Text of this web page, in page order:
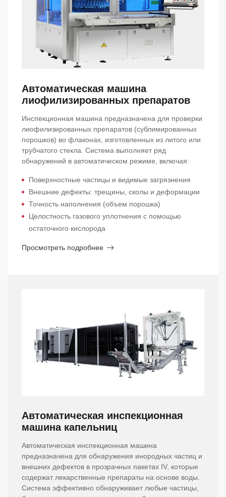
Автоматическая машина
лиофилизированных препаратов
Инспекционная машина предназначена для проверки
лиофилизированных препаратов (сублимированных
порошков) во флаконах, изготовленных из литого или
трубчатого стекла. Система выполняет ряд
обнаружений в автоматическом режиме, включая:
Поверхностные частицы и видимые загрязнения
Внешние дефекты: трещины, сколы и деформации
Точность наполнения (объем порошка)
Целостность газового уплотнения с помощью
остаточного кислорода
Просмотреть подробнее
Автоматическая инспекционная
машина капельниц
Автоматическая инспекционная машина
предназначена для обнаружения инородных частиц и
внешних дефектов в прозрачных пакетах IV, которые
содержат лекарственные препараты на основе воды.
Система эффективно обнаруживает любые частицы,